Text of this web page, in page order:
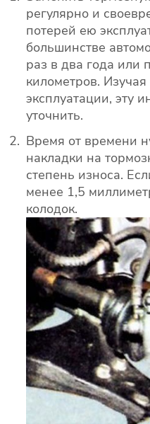
регулярно и
потерей ею
большинстве
раз в два года или
километров.
эксплуатации, эту
уточнить.
Время от времени
накладки на
степень износа.
менее 1,5
колодок.